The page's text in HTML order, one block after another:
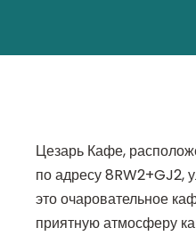
Цезарь Кафе,
по адресу 8RW2+GJ2,
это очаровательное
приятную атмосферу